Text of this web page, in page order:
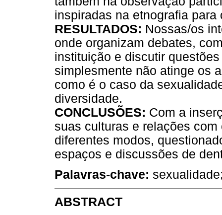
inspiradas na etnografia
RESULTADOS: Nossas/os
onde organizam debates,
instituição e discutir
simplesmente não atinge os
como é o caso da
diversidade.
CONCLUSÕES: Com a
suas culturas e relações
diferentes modos,
espaços e discussões de
Palavras-chave:
ABSTRACT